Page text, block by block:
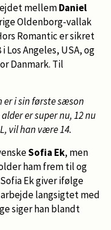
mellemDaniel
Oldenborg-vallak
Romantic er sikret
Los Angeles, USA, og
Danmark. Til
er i sin første sæson
er super nu, 12 nu
vil han være 14.
Sofia Ek, men
ham frem til og
Ek giver ifølge
langsigtet med
siger han blandt